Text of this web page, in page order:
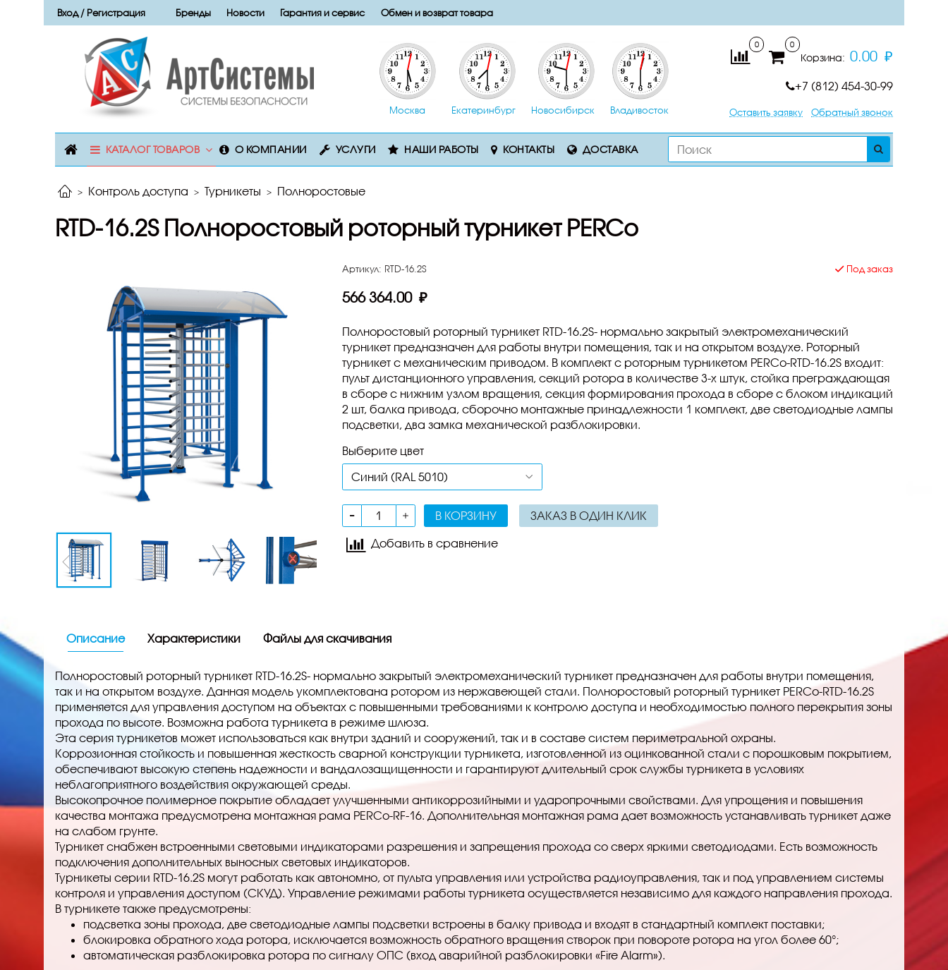
Вход / Регистрация Бренды Новости Гарантия и сервис Обмен и возврат товара
Москва Екатеринбург Новосибирск Владивосток
0 0
Корзина: 0.00 ₽
+7 (812) 454-30-99
Оставить заявку Обратный звонок
КАТАЛОГ ТОВАРОВ О КОМПАНИИ УСЛУГИ НАШИ РАБОТЫ КОНТАКТЫ ДОСТАВКА
Контроль доступа Турникеты Полноростовые
RTD-16.2S Полноростовый роторный турникет PERCo
Артикул: RTD-16.2S Под заказ
566 364.00 ₽
Полноростовый роторный турникет RTD-16.2S- нормально закрытый электромеханический
турникет предназначен для работы внутри помещения, так и на открытом воздухе. Роторный
турникет с механическим приводом. В комплект с роторным турникетом PERCo-RTD-16.2S входит:
пульт дистанционного управления, секций ротора в количестве 3-х штук, стойка преграждающая
в сборе с нижним узлом вращения, секция формирования прохода в сборе с блоком индикаций
2 шт, балка привода, сборочно монтажные принадлежности 1 комплект, две светодиодные лампы
подсветки, два замка механической разблокировки.
Выберите цвет
В КОРЗИНУ ЗАКАЗ В ОДИН КЛИК
Добавить в сравнение
Описание
Полноростовый роторный турникет RTD-16.2S- нормально закрытый электромеханический турникет предназначен для работы внутри помещения,
так и на открытом воздухе. Данная модель укомплектована ротором из нержавеющей стали. Полноростовый роторный турникет PERCo-RTD-16.2S
применяется для управления доступом на объектах с повышенными требованиями к контролю доступа и необходимостью полного перекрытия зоны
прохода по высоте. Возможна работа турникета в режиме шлюза.
Эта серия турникетов может использоваться как внутри зданий и сооружений, так и в составе систем периметральной охраны.
Коррозионная стойкость и повышенная жесткость сварной конструкции турникета, изготовленной из оцинкованной стали с порошковым покрытием,
обеспечивают высокую степень надежности и вандалозащищенности и гарантируют длительный срок службы турникета в условиях
неблагоприятного воздействия окружающей среды.
Высокопрочное полимерное покрытие обладает улучшенными антикоррозийными и ударопрочными свойствами. Для упрощения и повышения
качества монтажа предусмотрена монтажная рама PERCo-RF-16. Дополнительная монтажная рама дает возможность устанавливать турникет даже
на слабом грунте.
Турникет снабжен встроенными световыми индикаторами разрешения и запрещения прохода со сверх яркими светодиодами. Есть возможность
подключения дополнительных выносных световых индикаторов.
Турникеты серии RTD-16.2S могут работать как автономно, от пульта управления или устройства радиоуправления, так и под управлением системы
контроля и управления доступом (СКУД). Управление режимами работы турникета осуществляется независимо для каждого направления прохода.
В турникете также предусмотрены:
подсветка зоны прохода, две светодиодные лампы подсветки встроены в балку привода и входят в стандартный комплект поставки;
блокировка обратного хода ротора, исключается возможность обратного вращения створок при повороте ротора на угол более 60°;
автоматическая разблокировка ротора по сигналу ОПС (вход аварийной разблокировки «Fire Alarm»).
Характеристики Файлы для скачивания